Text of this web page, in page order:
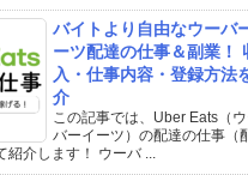
バイトより自由なウーバ
ーツ配達の仕事＆副業！
入・仕事内容・登録方法
介
この記事では、Uber Eats（
バーイーツ）の配達の仕事（
紹介します！ ウーバ ...